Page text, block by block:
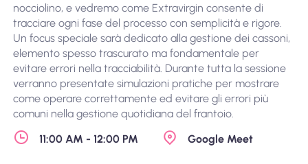
nocciolino, e vedremo come Extravirgin consente di
tracciare ogni fase del processo con semplicità e rigore.
Un focus speciale sarà dedicato alla gestione dei cassoni,
elemento spesso trascurato ma fondamentale per
evitare errori nella tracciabilità. Durante tutta la sessione
verranno presentate simulazioni pratiche per mostrare
come operare correttamente ed evitare gli errori più
comuni nella gestione quotidiana del frantoio.
11:00 AM - 12:00 PM
Google Meet